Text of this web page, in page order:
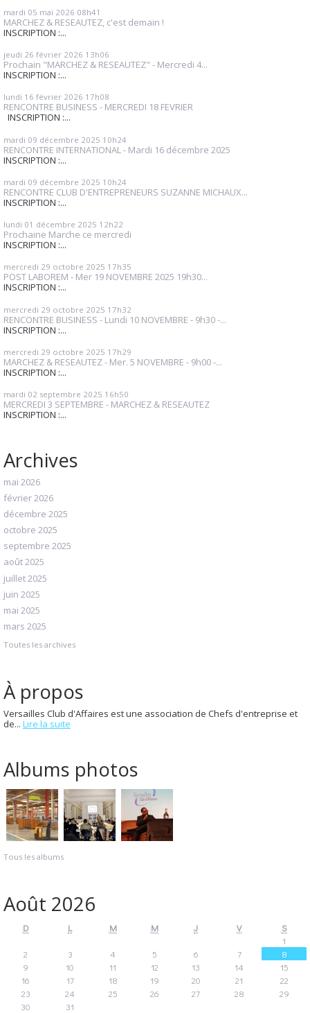
mardi 05 mai 2026 08h41
MARCHEZ & RESEAUTEZ, c'est demain !
INSCRIPTION :...
jeudi 26 février 2026 13h06
Prochain "MARCHEZ & RESEAUTEZ" - Mercredi 4...
INSCRIPTION :...
lundi 16 février 2026 17h08
RENCONTRE BUSINESS - MERCREDI 18 FEVRIER
INSCRIPTION :...
mardi 09 décembre 2025 10h24
RENCONTRE INTERNATIONAL - Mardi 16 décembre 2025
INSCRIPTION :...
mardi 09 décembre 2025 10h24
RENCONTRE CLUB D'ENTREPRENEURS SUZANNE MICHAUX...
INSCRIPTION :...
lundi 01 décembre 2025 12h22
Prochaine Marche ce mercredi
INSCRIPTION :...
mercredi 29 octobre 2025 17h35
POST LABOREM - Mer 19 NOVEMBRE 2025 19h30...
INSCRIPTION :...
mercredi 29 octobre 2025 17h32
RENCONTRE BUSINESS - Lundi 10 NOVEMBRE - 9h30 -...
INSCRIPTION :...
mercredi 29 octobre 2025 17h29
MARCHEZ & RESEAUTEZ - Mer. 5 NOVEMBRE - 9h00 -...
INSCRIPTION :...
mardi 02 septembre 2025 16h50
MERCREDI 3 SEPTEMBRE - MARCHEZ & RESEAUTEZ
INSCRIPTION :...
Archives
mai 2026
février 2026
décembre 2025
octobre 2025
septembre 2025
août 2025
juillet 2025
juin 2025
mai 2025
mars 2025
Toutes les archives
À propos
Versailles Club d'Affaires est une association de Chefs d'entreprise et
de... Lire la suite
Albums photos
Tous les albums
Août 2026
D L M M J V
S
1
2
3 4 5 6 7
8
9
10 11 12 13 14
15
16
17 18 19 20 21
22
23
24 25 26 27 28
29
30
31